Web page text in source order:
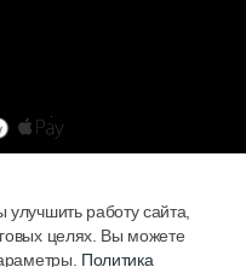
работу сайта,
целях. Вы можете
Политика